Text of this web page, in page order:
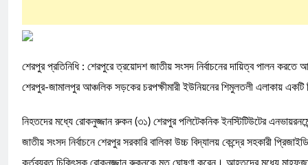
শেরপুর প্রতিনিধি : শেরপুরে ত্রয়োদশ জাতীয় সংসদ নির্বাচনের দায়িত্ব পালন
শেরপুর-জামালপুর আঞ্চলিক সড়কের চরপক্ষীমারী ইউনিয়নের শিমুলতলী এলাকায় একটি
নিহতদের মধ্যে রোকনুজ্জান রুকন (৩১) শেরপুর পলিটেকনিক ইনস্টিটিউটের
জাতীয় সংসদ নির্বাচনে শেরপুর সরকারি বালিকা উচ্চ বিদ্যালয় কেন্দ্রে সহকারী